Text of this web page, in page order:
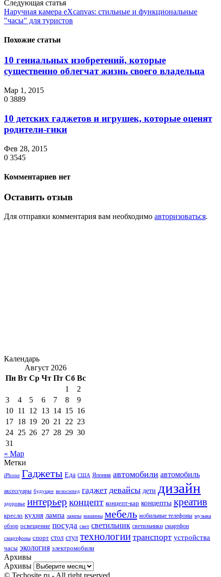
Следующая статья
Наручная камера eXcanvas: стильные и функциональные
"часы" для туристов
Похожие статьи
10 гениальных изобретений, которые
существенно облегчат жизнь своего владельца
Мар 1, 2015
0 3889
10 детских гаджетов и игрушек, которые оценят
родители-гики
Фев 28, 2015
0 3545
Комментариев нет
Оставить отзыв
Для отправки комментария вам необходимо авторизоваться.
Календарь
Август 2026
Пн Вт Ср Чт Пт Сб Вс
1
2
3
4 5 6 7 8
9
10 11 12 13 14 15 16
17 18 19 20 21 22 23
24 25 26 27 28 29 30
31
« Мар
Метки
iPhone Гаджеты Еда США Япония автомобили автомобиль
аксессуары будущее велосипед гаджет девайсы дети дизайн
здоровье интерьер концепт концепт-кар концепты креатив
кресло кухня лампа лампы машины мебель мобильные телефоны музыка
обзор освещение посуда свет светильник светильники смартфон
смартфоны спорт стол стул технологии транспорт устройства
часы экология электромобили
Архивы
Архивы
© Techosite.ru - All right reserved